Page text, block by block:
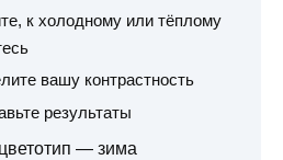
к холодному или тёплому
вашу контрастность
результаты
— зима